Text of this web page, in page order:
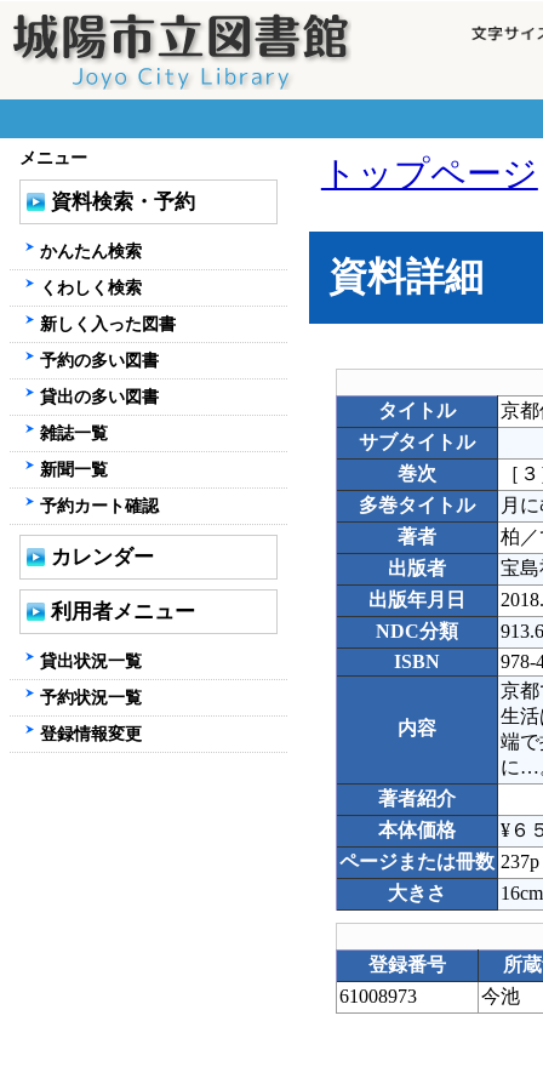
トップページ
資料詳細
タイトル
京
サブタイトル
巻次
［
多巻タイトル
月
著者
柏
出版者
宝島
出版年月日
NDC分類
913.6
ISBN
978-
内容
京
生
端
に…
著者紹介
本体価格
¥６
ページまたは冊数 237p
大きさ
16cm
登録番号
所
61008973
今池
メニュー
資料検索・予約
かんたん検索
くわしく検索
新しく入った図書
予約の多い図書
貸出の多い図書
雑誌一覧
新聞一覧
予約カート確認
カレンダー
利用者メニュー
貸出状況一覧
予約状況一覧
登録情報変更